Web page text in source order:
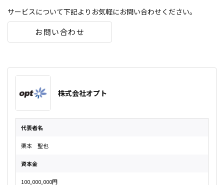
サービスについて下記よりお気軽にお問い合わせください。
お問い合わせ
株式会社オプト
代表者名
栗本 聖也
資本金
100,000,000円